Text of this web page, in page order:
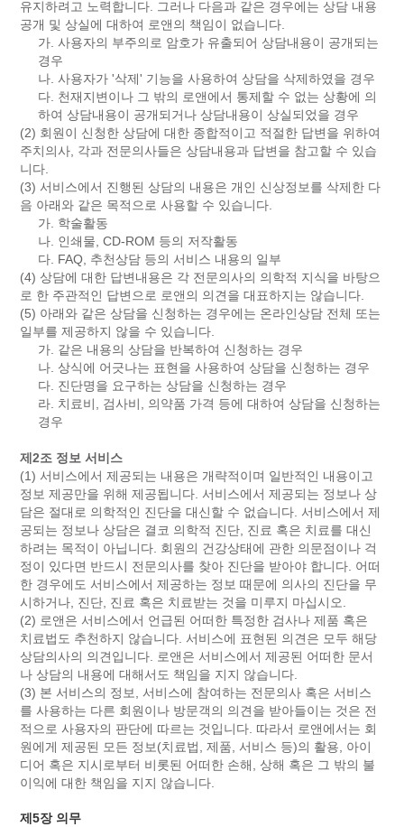
유지하려고 노력합니다. 그러나 다음과 같은 경우에는 상담 내용
공개 및 상실에 대하여 로앤의 책임이 없습니다.
가. 사용자의 부주의로 암호가 유출되어 상담내용이 공개되는
경우
나. 사용자가 '삭제' 기능을 사용하여 상담을 삭제하였을 경우
다. 천재지변이나 그 밖의 로앤에서 통제할 수 없는 상황에 의
하여 상담내용이 공개되거나 상담내용이 상실되었을 경우
(2) 회원이 신청한 상담에 대한 종합적이고 적절한 답변을 위하여
주치의사, 각과 전문의사들은 상담내용과 답변을 참고할 수 있습
니다.
(3) 서비스에서 진행된 상담의 내용은 개인 신상정보를 삭제한 다
음 아래와 같은 목적으로 사용할 수 있습니다.
가. 학술활동
나. 인쇄물, CD-ROM 등의 저작활동
다. FAQ, 추천상담 등의 서비스 내용의 일부
(4) 상담에 대한 답변내용은 각 전문의사의 의학적 지식을 바탕으
로 한 주관적인 답변으로 로앤의 의견을 대표하지는 않습니다.
(5) 아래와 같은 상담을 신청하는 경우에는 온라인상담 전체 또는
일부를 제공하지 않을 수 있습니다.
가. 같은 내용의 상담을 반복하여 신청하는 경우
나. 상식에 어긋나는 표현을 사용하여 상담을 신청하는 경우
다. 진단명을 요구하는 상담을 신청하는 경우
라. 치료비, 검사비, 의약품 가격 등에 대하여 상담을 신청하는
경우
제2조 정보 서비스
(1) 서비스에서 제공되는 내용은 개략적이며 일반적인 내용이고
정보 제공만을 위해 제공됩니다. 서비스에서 제공되는 정보나 상
담은 절대로 의학적인 진단을 대신할 수 없습니다. 서비스에서 제
공되는 정보나 상담은 결코 의학적 진단, 진료 혹은 치료를 대신
하려는 목적이 아닙니다. 회원의 건강상태에 관한 의문점이나 걱
정이 있다면 반드시 전문의사를 찾아 진단을 받아야 합니다. 어떠
한 경우에도 서비스에서 제공하는 정보 때문에 의사의 진단을 무
시하거나, 진단, 진료 혹은 치료받는 것을 미루지 마십시오.
(2) 로앤은 서비스에서 언급된 어떠한 특정한 검사나 제품 혹은
치료법도 추천하지 않습니다. 서비스에 표현된 의견은 모두 해당
상담의사의 의견입니다. 로앤은 서비스에서 제공된 어떠한 문서
나 상담의 내용에 대해서도 책임을 지지 않습니다.
(3) 본 서비스의 정보, 서비스에 참여하는 전문의사 혹은 서비스
를 사용하는 다른 회원이나 방문객의 의견을 받아들이는 것은 전
적으로 사용자의 판단에 따르는 것입니다. 따라서 로앤에서는 회
원에게 제공된 모든 정보(치료법, 제품, 서비스 등)의 활용, 아이
디어 혹은 지시로부터 비롯된 어떠한 손해, 상해 혹은 그 밖의 불
이익에 대한 책임을 지지 않습니다.
제5장 의무